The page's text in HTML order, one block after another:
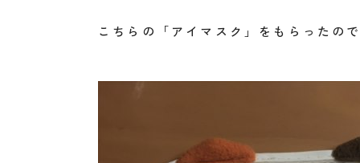
こちらの「アイマスク」をもらったの